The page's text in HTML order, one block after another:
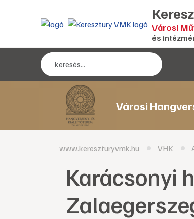
Városi
és
Városi
www.kereszturyvmk.hu VHK
Karácsonyi